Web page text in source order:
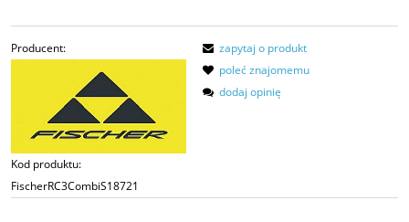
Producent:
Kod produktu:
FischerRC3CombiS18721
zapytaj o produkt
poleć znajomemu
dodaj opinię